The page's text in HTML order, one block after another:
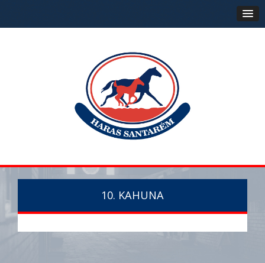
10. KAHUNA